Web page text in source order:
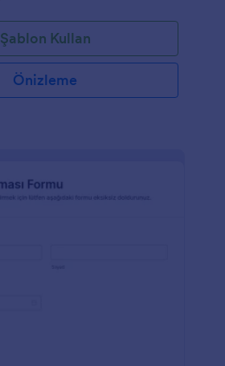
Şablon Kullan
Önizleme